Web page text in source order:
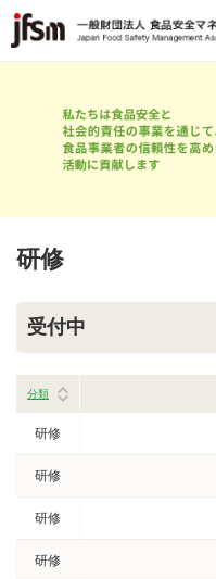
研修
受付中
分類
研修
研修
研修
研修